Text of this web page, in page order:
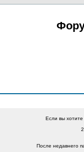
Если вы хотите
После недавнего